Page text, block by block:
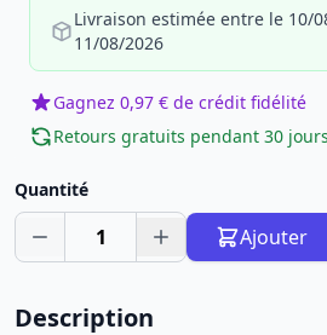
Livraison estimée entre le 10/
11/08/2026
Gagnez 0,97 € de crédit fidélité
Retours gratuits pendant 30 jours
Quantité
1 Ajouter
Description